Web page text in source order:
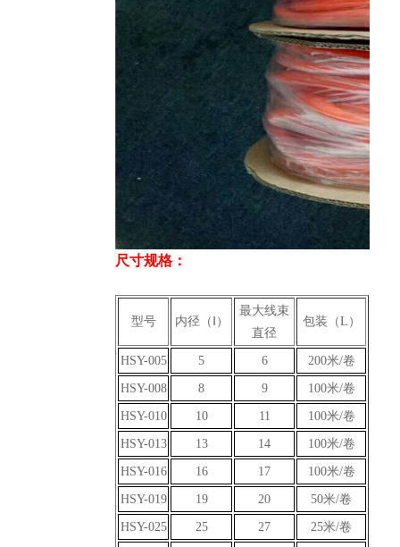
尺寸规格：
型号 内径（Ⅰ）
最大线束
直径
包装（L）
HSY-005 5 6 200米/卷
HSY-008 8 9 100米/卷
HSY-010 10 11 100米/卷
HSY-013 13 14 100米/卷
HSY-016 16 17 100米/卷
HSY-019 19 20 50米/卷
HSY-025 25 27 25米/卷